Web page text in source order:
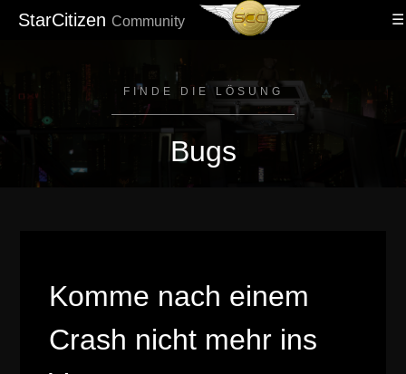
StarCitizen Community
FINDE DIE LÖSUNG
Bugs
Komme nach einem
Crash nicht mehr ins